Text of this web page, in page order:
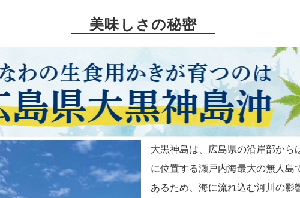
美味しさの秘密
大黒神島は、広島県の沿岸部から
に位置する瀬戸内海最大の無人島
あるため、海に流れ込む河川の影